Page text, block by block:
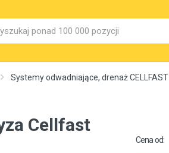
Systemy odwadniające, drenaż CELLFAST
Cellfast
Cena od: